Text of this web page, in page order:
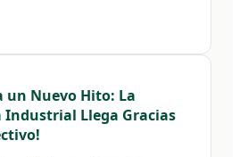
un Nuevo Hito: La
Llega Gracias